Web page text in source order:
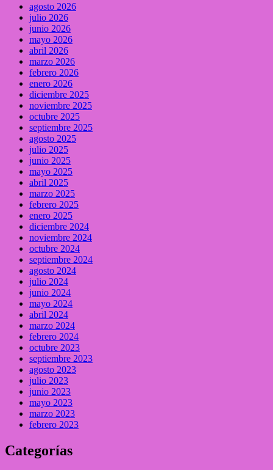
agosto 2026
julio 2026
junio 2026
mayo 2026
abril 2026
marzo 2026
febrero 2026
enero 2026
diciembre 2025
noviembre 2025
octubre 2025
septiembre 2025
agosto 2025
julio 2025
junio 2025
mayo 2025
abril 2025
marzo 2025
febrero 2025
enero 2025
diciembre 2024
noviembre 2024
octubre 2024
septiembre 2024
agosto 2024
julio 2024
junio 2024
mayo 2024
abril 2024
marzo 2024
febrero 2024
octubre 2023
septiembre 2023
agosto 2023
julio 2023
junio 2023
mayo 2023
marzo 2023
febrero 2023
Categorías